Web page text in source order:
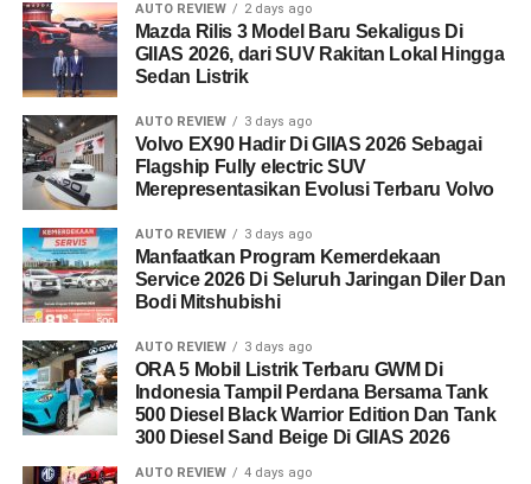
AUTO REVIEW 2 days ago
Mazda Rilis 3 Model Baru Sekaligus Di
GIIAS 2026, dari SUV Rakitan Lokal Hingga
Sedan Listrik
AUTO REVIEW 3 days ago
Volvo EX90 Hadir Di GIIAS 2026 Sebagai
Flagship Fully electric SUV
Merepresentasikan Evolusi Terbaru Volvo
AUTO REVIEW 3 days ago
Manfaatkan Program Kemerdekaan
Service 2026 Di Seluruh Jaringan Diler Dan
Bodi Mitshubishi
AUTO REVIEW 3 days ago
ORA 5 Mobil Listrik Terbaru GWM Di
Indonesia Tampil Perdana Bersama Tank
500 Diesel Black Warrior Edition Dan Tank
300 Diesel Sand Beige Di GIIAS 2026
AUTO REVIEW 4 days ago